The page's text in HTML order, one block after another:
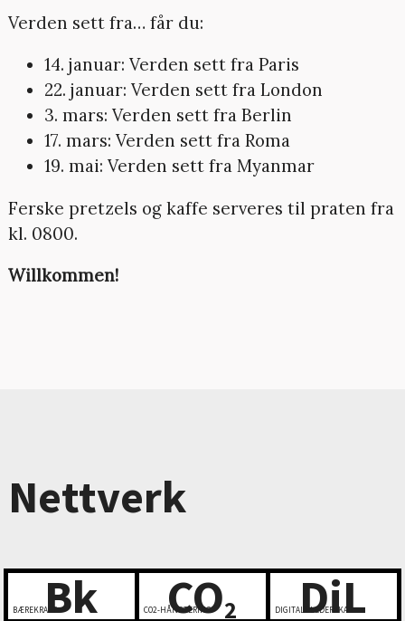
Verden sett fra… får du:
14. januar: Verden sett fra Paris
22. januar: Verden sett fra London
3. mars: Verden sett fra Berlin
17. mars: Verden sett fra Roma
19. mai: Verden sett fra Myanmar
Ferske pretzels og kaffe serveres til praten fra
kl. 0800.
Willkommen!
Nettverk
Bk
BÆREKRAFT CO2
CO2-HÅNDTERING DiL
DIGITALT LEDERSKAP